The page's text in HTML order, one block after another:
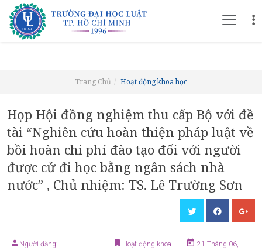
Trang Chủ Hoạt động khoa học
Họp Hội đồng nghiệm thu cấp Bộ với đề
tài “Nghiên cứu hoàn thiện pháp luật về
bồi hoàn chi phí đào tạo đối với người
được cử đi học bằng ngân sách nhà
nước” , Chủ nhiệm: TS. Lê Trường Sơn
Người đăng:
Hoạt động khoa
21 Tháng 06,